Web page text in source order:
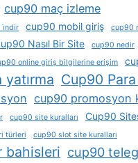
cup90 maç izleme
i̇ndir cup90 mobil giriş
cup90
Nasıl Bir Site
cup90 nedir
online giriş bilgilerine erişim
Cup90
cup90 promosyon
cup90 site kuralları Cup90
türleri cup90 slot site kuralları
bahisleri cup90